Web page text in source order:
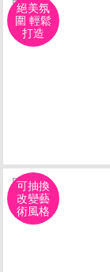
絕美氛
圍 輕鬆
打造
可抽換
改變藝
術風格